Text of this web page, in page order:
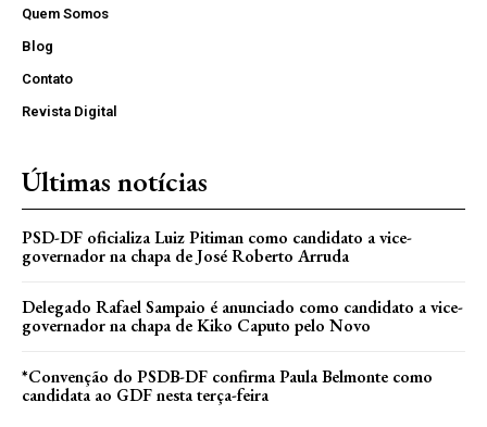
Quem Somos
Blog
Contato
Revista Digital
Últimas notícias
PSD-DF oficializa Luiz Pitiman como candidato a vice-
governador na chapa de José Roberto Arruda
Delegado Rafael Sampaio é anunciado como candidato a vice-
governador na chapa de Kiko Caputo pelo Novo
*Convenção do PSDB-DF confirma Paula Belmonte como
candidata ao GDF nesta terça-feira